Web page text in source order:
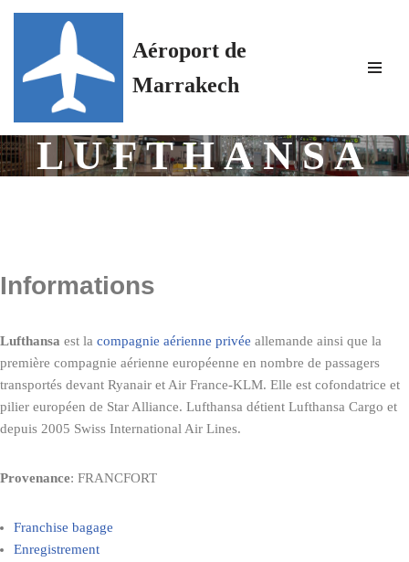
au
Aéroport de
Marrakech
LUFTHANSA
Informations
Lufthansa est la compagnie aérienne privée allemande ainsi que la
première compagnie aérienne européenne en nombre de passagers
transportés devant Ryanair et Air France-KLM. Elle est cofondatrice et
pilier européen de Star Alliance. Lufthansa détient Lufthansa Cargo et
depuis 2005 Swiss International Air Lines.
Provenance: FRANCFORT
Franchise bagage
Enregistrement